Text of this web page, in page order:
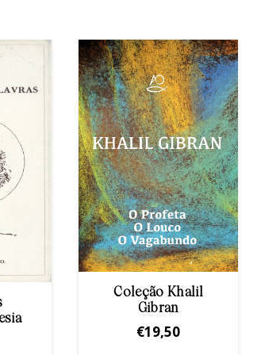
Coleção Khalil
Gibran
€19,50